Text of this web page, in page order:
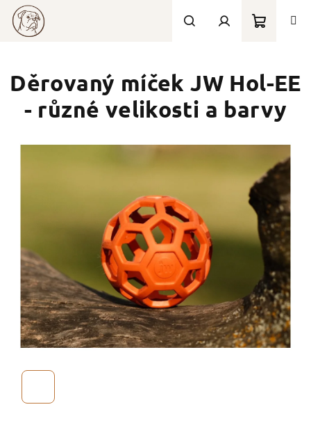
Přejít
obsah
košík
Děrovaný míček JW Hol-EE
- různé velikosti a barvy